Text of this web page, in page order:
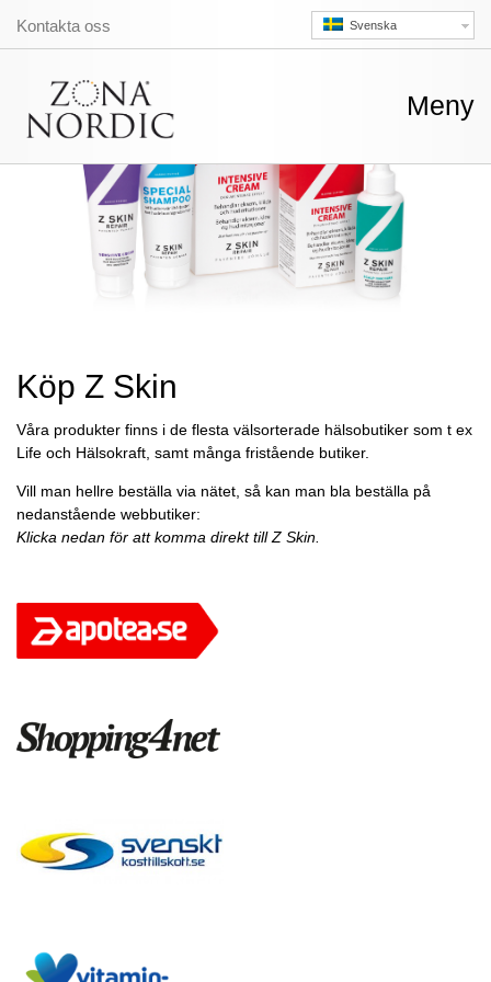
Kontakta oss Svenska
Meny
Skip
Köp Z Skin
Våra produkter finns i de flesta välsorterade hälsobutiker som t ex
Life och Hälsokraft, samt många fristående butiker.
Vill man hellre beställa via nätet, så kan man bla beställa på
nedanstående webbutiker:
Klicka nedan för att komma direkt till Z Skin.